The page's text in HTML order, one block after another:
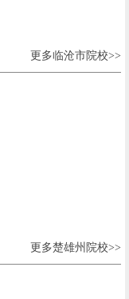
更多临沧市院校>>
更多楚雄州院校>>